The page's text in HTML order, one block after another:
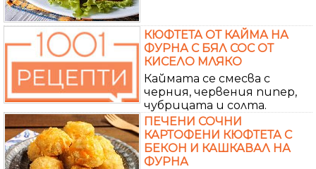
КЮФТЕТА ОТ КАЙМА НА
ФУРНА С БЯЛ СОС ОТ
КИСЕЛО МЛЯКО
Каймата се смесва с
черния, червения пипер,
чубрицата и солта.
ПЕЧЕНИ СОЧНИ
КАРТОФЕНИ КЮФТЕТА С
БЕКОН И КАШКАВАЛ НА
ФУРНА